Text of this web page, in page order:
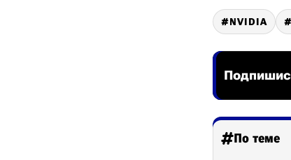
NVIDIA
По теме